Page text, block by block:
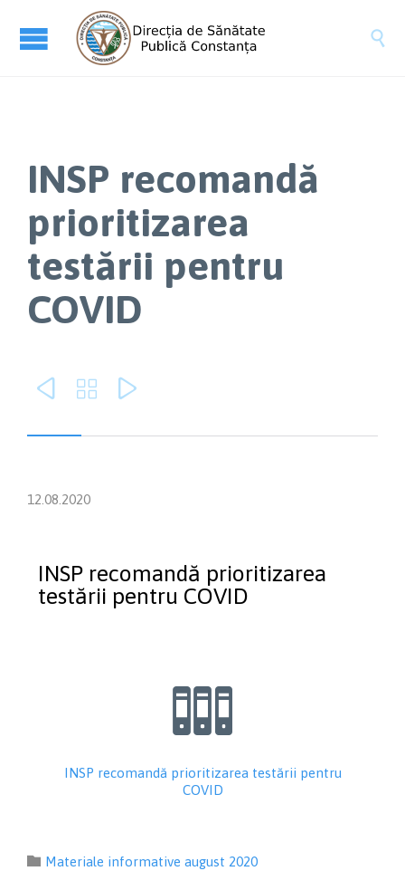

INSP recomandă
prioritizarea
testării pentru
COVID
  
12.08.2020
INSP recomandă prioritizarea
testării pentru COVID

INSP recomandă prioritizarea testării pentru
COVID
 Category
Materiale informative august 2020